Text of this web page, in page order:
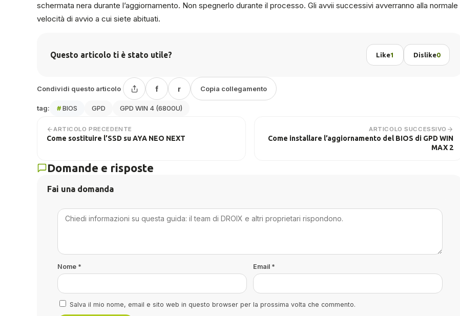
schermata nera durante l’aggiornamento. Non spegnerlo durante il processo. Gli avvii successivi avverranno alla normale
velocità di avvio a cui siete abituati.
Questo articolo ti è stato utile? Like1 Dislike0
Condividi questo articolo f r Copia collegamento
tag: #BIOS GPD GPD WIN 4 (6800U)
ARTICOLO PRECEDENTE
Come sostituire l’SSD su AYA NEO NEXT
ARTICOLO SUCCESSIVO
Come installare l’aggiornamento del BIOS di GPD WIN
MAX 2
Domande e risposte
Fai una domanda
Nome * Email *
Salva il mio nome, email e sito web in questo browser per la prossima volta che commento.